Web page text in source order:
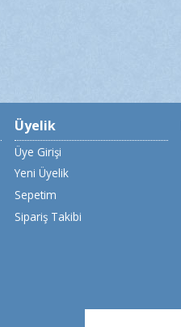
Üyelik
Üye Girişi
Yeni Üyelik
Sepetim
Sipariş Takibi